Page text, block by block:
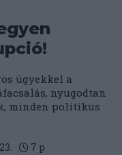
ügyekkel a
nyugodtan
minden politikus
7 p